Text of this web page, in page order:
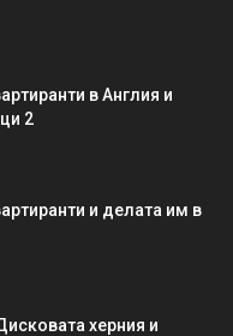
в Англия и
2
и делата им в
херния и